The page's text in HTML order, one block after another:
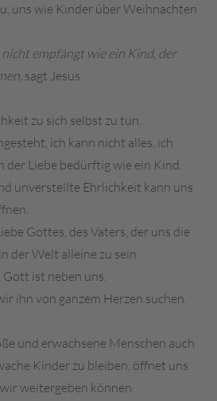
uns wie Kinder über Weihnachten
empfängt wie ein Kind, der
sagt Jesus.
zu sich selbst zu tun.
ich kann nicht alles, ich
der Liebe bedürftig wie ein Kind.
unverstellte Ehrlichkeit kann uns
Gottes, des Vaters, der uns die
der Welt alleine zu sein.
ist neben uns.
ihn von ganzem Herzen suchen.
und erwachsene Menschen auch
Kinder zu bleiben, öffnet uns
weitergeben können.